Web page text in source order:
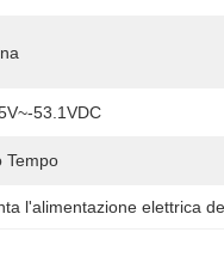
53.1VDC
Tempo
l'alimentazione elettrica